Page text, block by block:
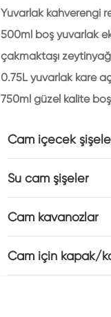
Yuvarlak kahverengi
500ml boş yuvarlak
çakmaktaşı
0.75L yuvarlak kare
750ml güzel kalite
Cam içecek
Su cam şişeler
Cam kavanozlar
Cam için kapak/